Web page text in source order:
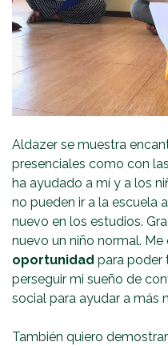
Aldazer se muestra
presenciales como con
ha ayudado a mí y a los
no pueden ir a la escuela
nuevo en los estudios.
nuevo un niño normal.
oportunidad para poder
perseguir mi sueño de
social para ayudar a más
También quiero